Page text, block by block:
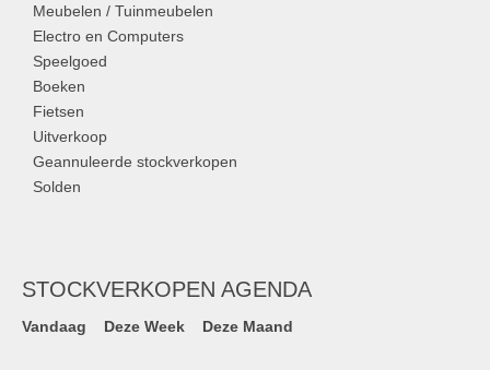
Meubelen / Tuinmeubelen
Electro en Computers
Speelgoed
Boeken
Fietsen
Uitverkoop
Geannuleerde stockverkopen
Solden
STOCKVERKOPEN AGENDA
Vandaag Deze Week Deze Maand